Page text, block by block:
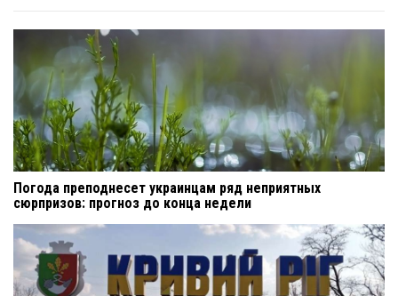
Погода преподнесет украинцам ряд неприятных
сюрпризов: прогноз до конца недели